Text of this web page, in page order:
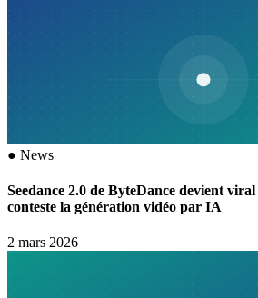
● News
Seedance 2.0 de ByteDance devient
conteste la génération vidéo par IA
2 mars 2026